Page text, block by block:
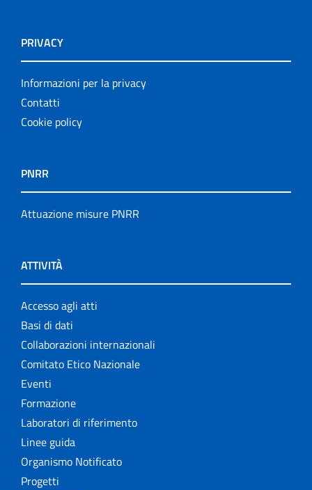
PRIVACY
Informazioni per la privacy
Contatti
Cookie policy
PNRR
Attuazione misure PNRR
ATTIVITÀ
Accesso agli atti
Basi di dati
Collaborazioni internazionali
Comitato Etico Nazionale
Eventi
Formazione
Laboratori di riferimento
Linee guida
Organismo Notificato
Progetti